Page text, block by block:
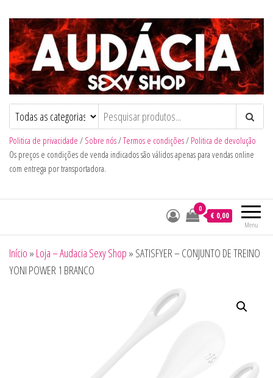
Audacia Sexy Shop
Politica de privacidade / Sobre nós/Termos e condições/ Politica de devolução
Os preços e condições de venda indicados são válidos apenas para vendas online
com entrega por transportadora.
Menu
0
€ 0,00
Início » Loja – Audacia Sexy Shop » SATISFYER – CONJUNTO DE TREINO
YONI POWER 1 BRANCO